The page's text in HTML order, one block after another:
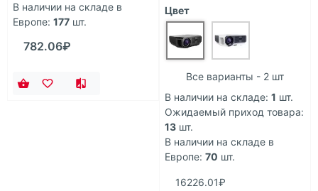
В наличии на складе в
Европе: 177 шт.
782.06₽
Цвет
Все варианты - 2 шт
В наличии на складе: 1 шт.
Ожидаемый приход товара:
13 шт.
В наличии на складе в
Европе: 70 шт.
16226.01₽